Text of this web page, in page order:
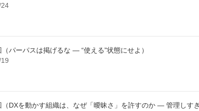
パーパスは掲げるな ― “使える”状態にせよ）
DXを動かす組織は、なぜ「曖昧さ」を許すのか ― 管理しすぎ